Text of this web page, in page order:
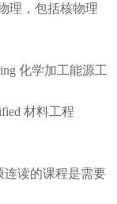
理，包括核物理
化学加工能源工
材料工程
连读的课程是需要